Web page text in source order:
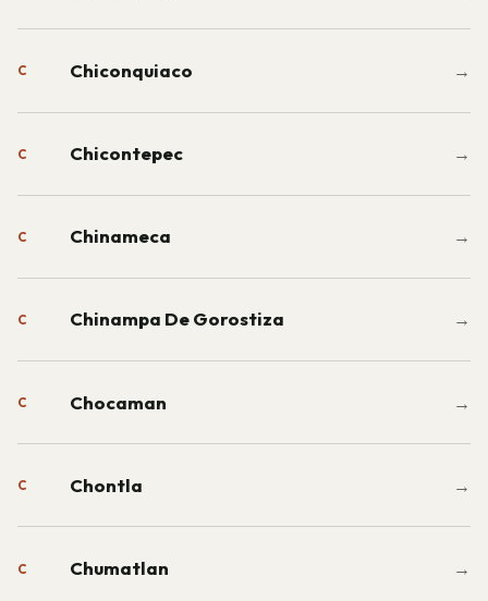
C Chiconquiaco →
C Chicontepec →
C Chinameca →
C Chinampa De Gorostiza →
C Chocaman →
C Chontla →
C Chumatlan →